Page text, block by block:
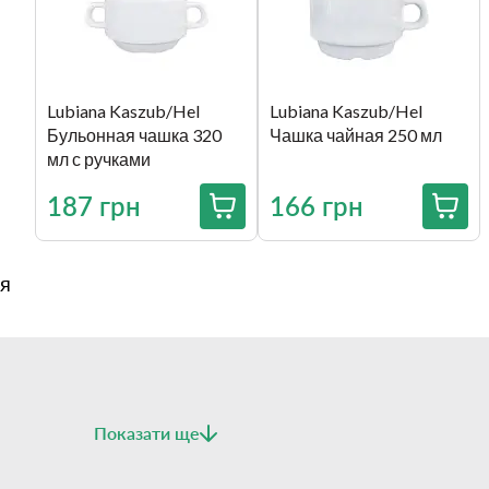
Lubiana Kaszub/Hel
Бульонная чашка 320
мл с ручками
187 грн
Lubiana Kaszub/Hel
Чашка чайная 250 мл
166 грн
я
Показати ще